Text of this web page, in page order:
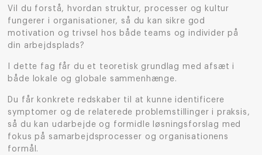
Vil du forstå, hvordan struktur, processer og kultur
fungerer i organisationer, så du kan sikre god
motivation og trivsel hos både teams og individer på
din arbejdsplads?
I dette fag får du et teoretisk grundlag med afsæt i
både lokale og globale sammenhænge.
Du får konkrete redskaber til at kunne identificere
symptomer og de relaterede problemstillinger i praksis,
så du kan udarbejde og formidle løsningsforslag med
fokus på samarbejdsprocesser og organisationens
formål.